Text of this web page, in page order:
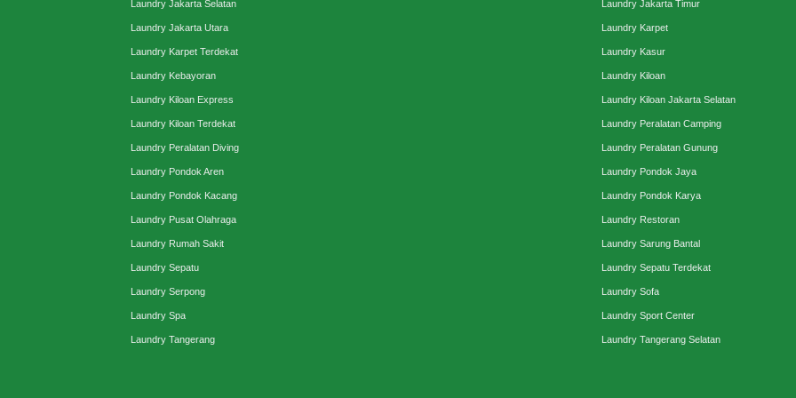
Laundry Jakarta Selatan Laundry Jakarta Timur
Laundry Jakarta Utara Laundry Karpet
Laundry Karpet Terdekat Laundry Kasur
Laundry Kebayoran Laundry Kiloan
Laundry Kiloan Express Laundry Kiloan Jakarta Selatan
Laundry Kiloan Terdekat Laundry Peralatan Camping
Laundry Peralatan Diving Laundry Peralatan Gunung
Laundry Pondok Aren Laundry Pondok Jaya
Laundry Pondok Kacang Laundry Pondok Karya
Laundry Pusat Olahraga Laundry Restoran
Laundry Rumah Sakit Laundry Sarung Bantal
Laundry Sepatu Laundry Sepatu Terdekat
Laundry Serpong Laundry Sofa
Laundry Spa Laundry Sport Center
Laundry Tangerang Laundry Tangerang Selatan